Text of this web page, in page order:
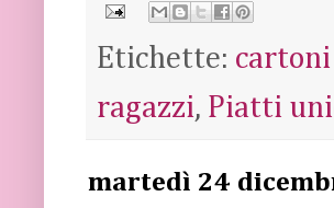
Etichette:
ragazzi, Piatti
martedì 24